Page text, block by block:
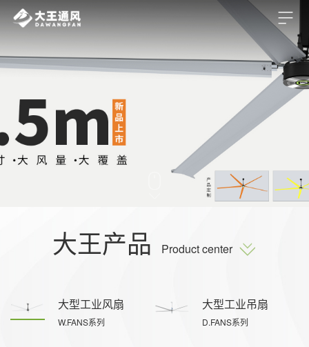
大王产品 Product center
大型工业风扇
W.FANS系列
大型工业吊扇
D.FANS系列